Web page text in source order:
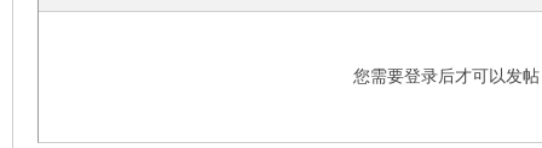
您需要登录后才可以发